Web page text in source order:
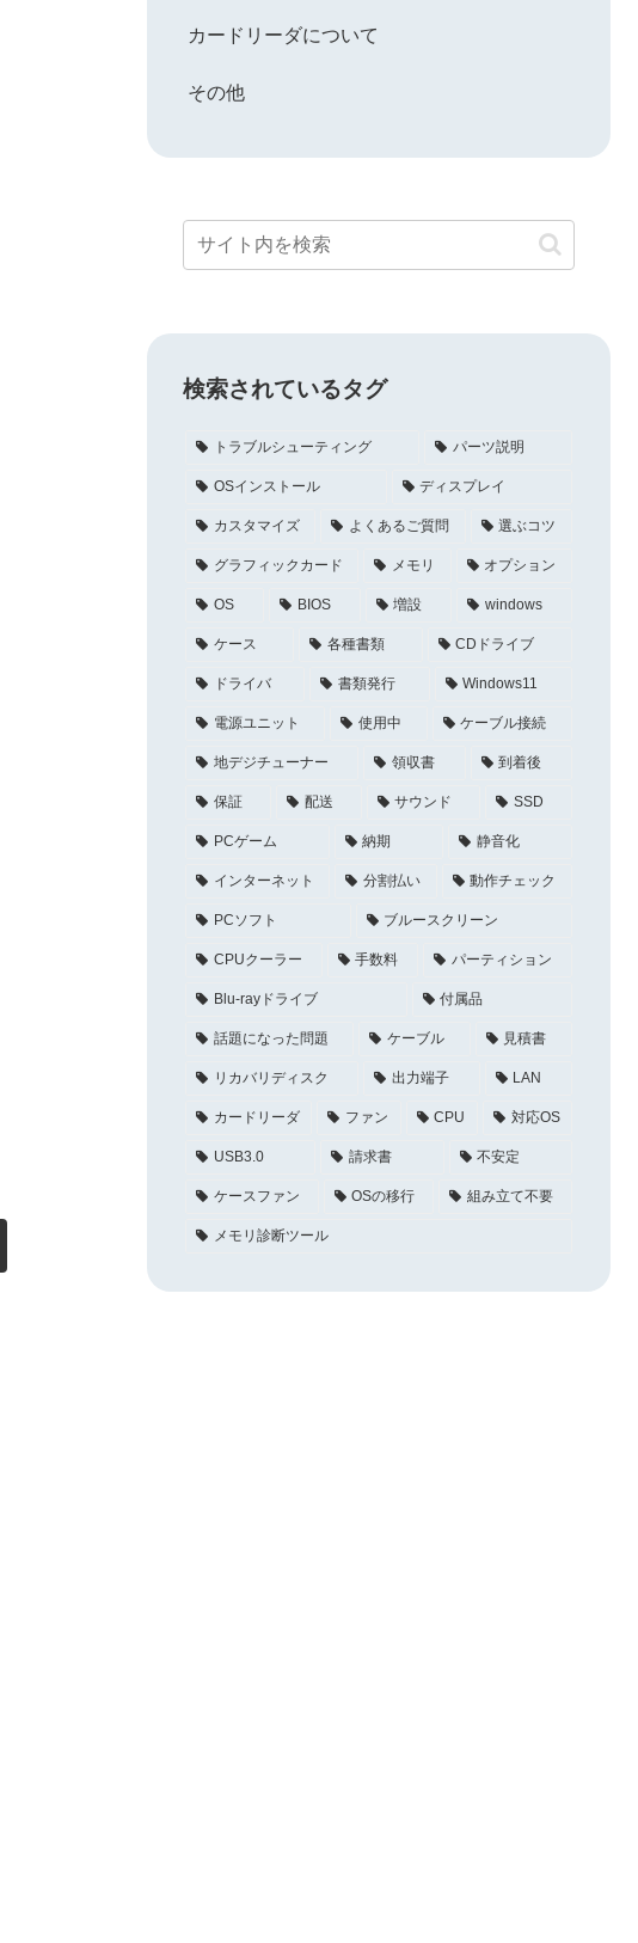
カードリーダについて
その他
検索されているタグ
トラブルシューティング パーツ説明
OSインストール ディスプレイ
カスタマイズ よくあるご質問 選ぶコツ
グラフィックカード メモリ オプション
OS BIOS 増設 windows
ケース 各種書類 CDドライブ
ドライバ 書類発行 Windows11
電源ユニット 使用中 ケーブル接続
地デジチューナー 領収書 到着後
保証 配送 サウンド SSD
PCゲーム 納期 静音化
インターネット 分割払い 動作チェック
PCソフト ブルースクリーン
CPUクーラー 手数料 パーティション
Blu-rayドライブ 付属品
話題になった問題 ケーブル 見積書
リカバリディスク 出力端子 LAN
カードリーダ ファン CPU 対応OS
USB3.0 請求書 不安定
ケースファン OSの移行 組み立て不要
メモリ診断ツール